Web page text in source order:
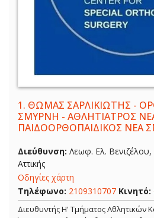
1. ΘΩΜΑΣ ΣΑΡΛΙΚΙΩΤΗΣ -
ΣΜΥΡΝΗ - ΑΘΛΗΤΙΑΤΡΟΣ
ΠΑΙΔΟΟΡΘΟΠΑΙΔΙΚΟΣ ΝΕΑ
Διεύθυνση: Λεωφ. Ελ.
Αττικής
Οδηγίες χάρτη
Τηλέφωνο: 2109310707 Κινητό:
Διευθυντής Η' Τμήματος Αθλητικών